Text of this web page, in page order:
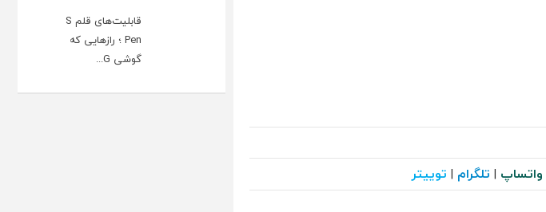
واتساپ | تلگرام | توییتر
قابلیت‌های قلم S
Pen ؛ رازهایی که
گوشی G...